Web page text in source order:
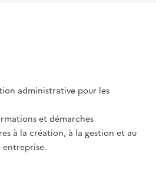
administrative pour les
et démarches
à la création, à la gestion et au